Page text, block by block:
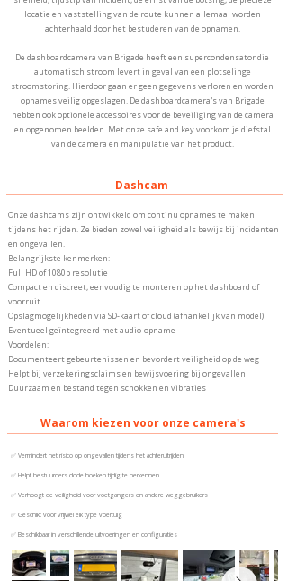
locatie en vaststelling van de route kunnen allemaal worden
achterhaald door het bestuderen van de opnamen.
De dashboardcamera van Brigade heeft een supercondensator die
automatisch stroom levert in geval van een plotselinge
stroomstoring. Hierdoor gaan er geen gegevens verloren en worden
opnames veilig opgeslagen. De dashboardcamera's van Brigade
hebben ook optionele accessoires voor de beveiliging van de camera
en opgenomen beelden. Met onze safe and key voorkom je diefstal
van de camera en manipulatie van het product.
Dashcam
Onze dashcams zijn ontwikkeld om continu opnames te maken
tijdens het rijden. Ze bieden zowel veiligheid als bewijs bij incidenten
en ongevallen.
Belangrijkste kenmerken:
Full HD of 1080p resolutie
Compact en discreet, eenvoudig te monteren op het dashboard of
voorruit
Opslagmogelijkheden via SD-kaart of cloud (afhankelijk van model)
Eventueel geïntegreerd met audio-opname
Voordelen:
Documenteert gebeurtenissen en bevordert veiligheid op de weg
Helpt bij verzekeringsclaims en bewijsvoering bij ongevallen
Duurzaam en bestand tegen schokken en vibraties
✅ Vermindert het risico op ongevallen tijdens het achteruitrijden
✅ Helpt bestuurders dode hoeken tijdig te herkennen
✅ Verhoogt de veiligheid voor voetgangers en andere weggebruikers
✅ Geschikt voor vrijwel elk type voertuig
✅ Beschikbaar in verschillende uitvoeringen en configuraties
Waarom kiezen voor onze camera's